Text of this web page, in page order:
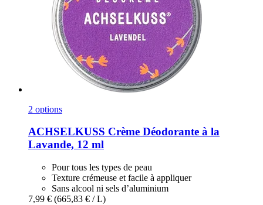
2 options
ACHSELKUSS Crème Déodorante à la
Lavande, 12 ml
Pour tous les types de peau
Texture crémeuse et facile à appliquer
Sans alcool ni sels d’aluminium
7,99 € (665,83 € / L)